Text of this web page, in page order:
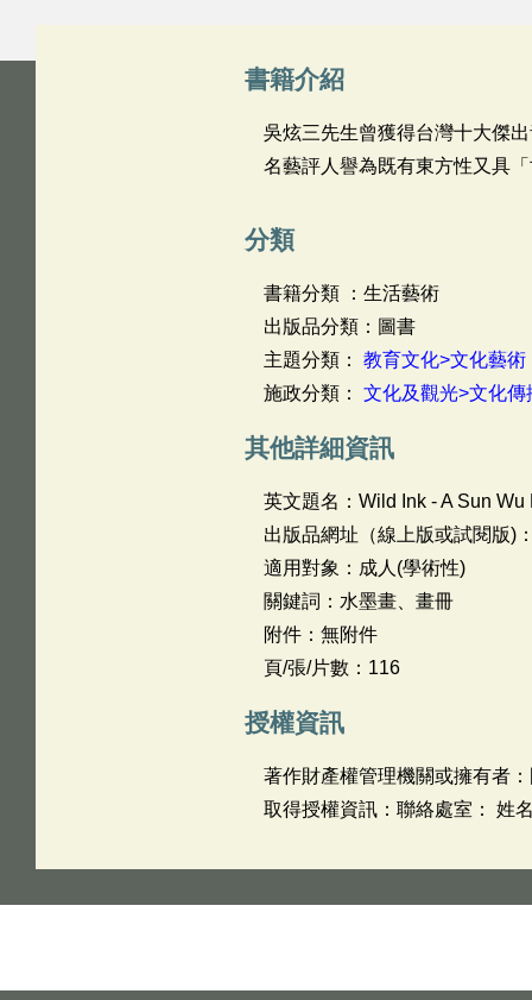
書籍介紹
吳炫三先生曾獲得台灣十大傑
名藝評人譽為既有東方性又具
分類
書籍分類 ：生活藝術
出版品分類：圖書
主題分類： 教育文化>文化藝術
施政分類： 文化及觀光>文化傳
其他詳細資訊
英文題名： Wild Ink - A Sun
出版品網址（線上版或試閱版)
適用對象：成人(學術性)
關鍵詞：水墨畫、畫冊
附件：無附件
頁/張/片數：116
授權資訊
著作財產權管理機關或擁有者
取得授權資訊：聯絡處室： 姓